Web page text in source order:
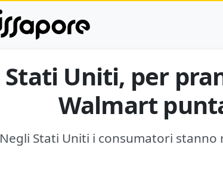
Stati Uniti, per
Walmart
Negli Stati Uniti i consumatori